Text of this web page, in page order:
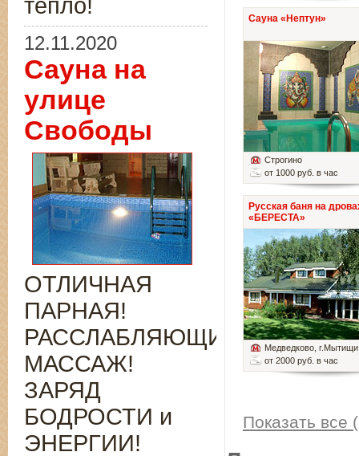
Сауна «Нептун»
Строгино
от 1000 руб. в час
Русская баня на
«БЕРЕСТА»
Медведково , г.Мытищи
от 2000 руб. в час
Показать все
тепло!
12.11.2020
Сауна на
улице
Свободы
ОТЛИЧНАЯ
ПАРНАЯ!
РАССЛАБЛЯЮЩИЙ
МАССАЖ!
ЗАРЯД
БОДРОСТИ и
ЭНЕРГИИ!